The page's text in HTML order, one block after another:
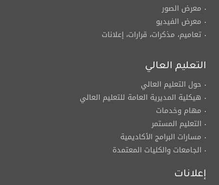
معرض الصور
معرض الفيديو
تعاميم، مذكرات، قرارات، إعلانات
التعليم العالي
حول التعليم العالي
هيكلية المديرية العامة للتعليم العالي
مهام وخدمات
التعليم المستمر
مسارات البرامج الأكاديمية
الجامعات والكليات المعتمدة
إعلانات